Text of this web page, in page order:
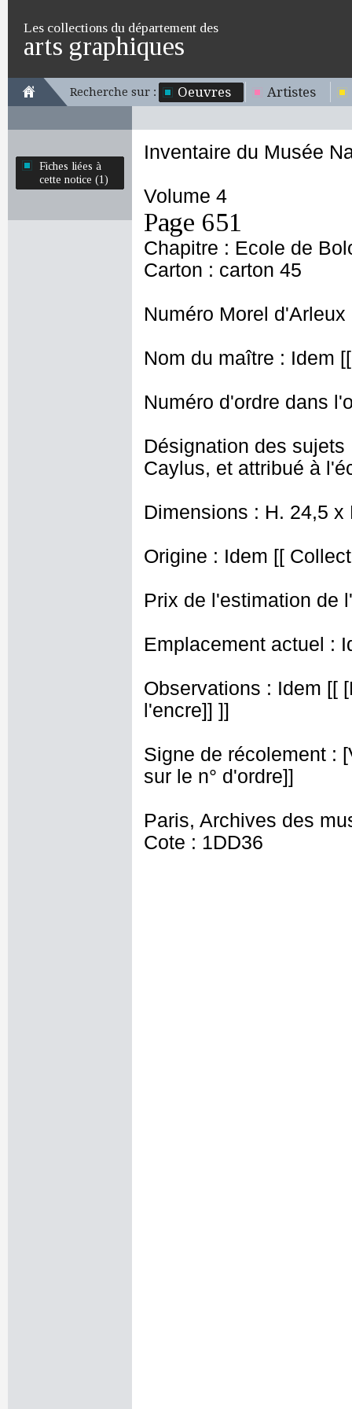
Les collections du département des
arts graphiques
Recherche sur : Oeuvres Artistes
Fiches liées à
cette notice (1)
Inventaire du Musée
Volume 4
Page 651
Chapitre : Ecole de
Carton : carton 45
Numéro Morel d'Arleux
Nom du maître : Idem
Numéro d'ordre dans
Désignation des
Caylus, et attribué à
Dimensions : H. 24,5 x
Origine : Idem [[
Prix de l'estimation de
Emplacement actuel :
Observations : Idem [[
l'encre]] ]]
Signe de récolement :
sur le n° d'ordre]]
Paris, Archives des
Cote : 1DD36